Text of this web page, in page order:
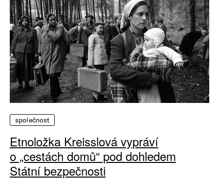
společnost
Etnoložka Kreisslová vypráví
o „cestách domů“ pod dohledem
Státní bezpečnosti